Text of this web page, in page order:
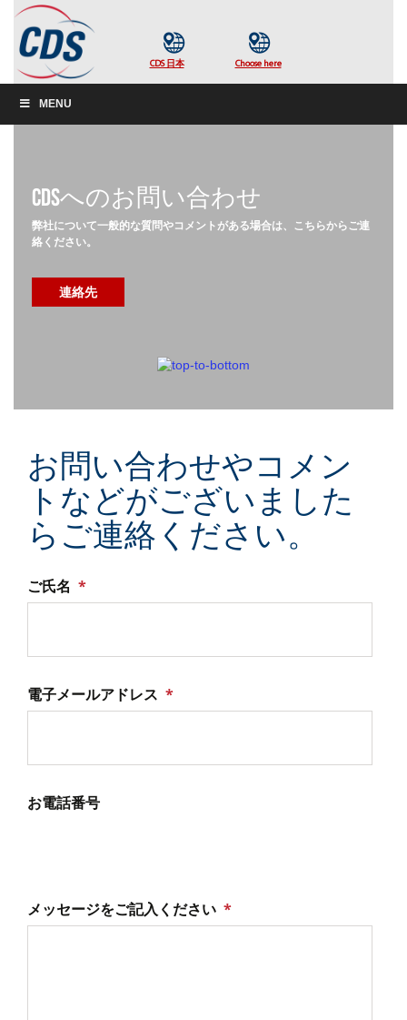
MENU
CDSへのお問い合わせ
弊社について一般的な質問やコメントがある場合は、こちらからご連
絡ください。
連絡先
お問い合わせやコメン
トなどがございました
らご連絡ください。
ご氏名 *
電子メールアドレス *
お電話番号
メッセージをご記入ください *